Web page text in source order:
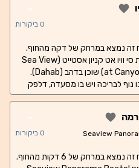
-
0 ביקורות
זה נמצא במרחק של דקה מהחוף.
מלון הדירות סי וויו אט קניון אסטייט (Sea View
at Canyon Estate) שוכן בדהב (Dahab).
נוף לבריכה ויש בו מסעדה, דלפק
קבלה הפועל 24 שעות ביממה, בר, גינה, בריכה
ומגישה חופשית לאינטרנט אלחוטי.
האירוח כוללות טלוויזיה עם מסך
לוויין, מטבח מאובזר במלואו עם
רחצה פרטי עם בידה ומייבש שיער.
Seaview
-
0 ביקורות
מקום אירוח זה נמצא במרחק של 6 דקות מהחוף.